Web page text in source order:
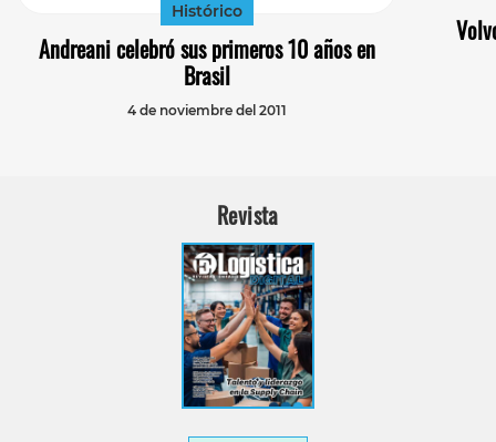
Histórico
Andreani celebró sus primeros 10 años en
Brasil
4 de noviembre del 2011
Revista